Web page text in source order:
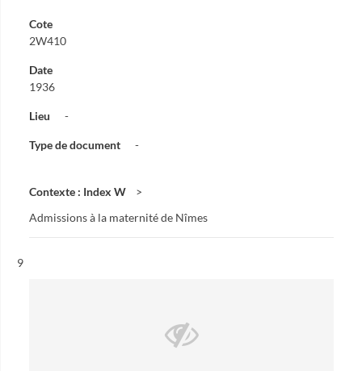
Cote
2W410
Date
1936
Lieu -
Type de document -
Contexte : Index W
Admissions à la maternité de Nîmes
Résultat n°
9